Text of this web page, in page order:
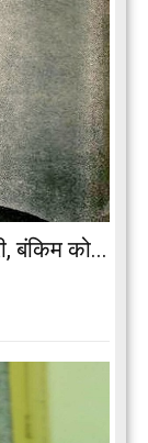
बंकिम को...